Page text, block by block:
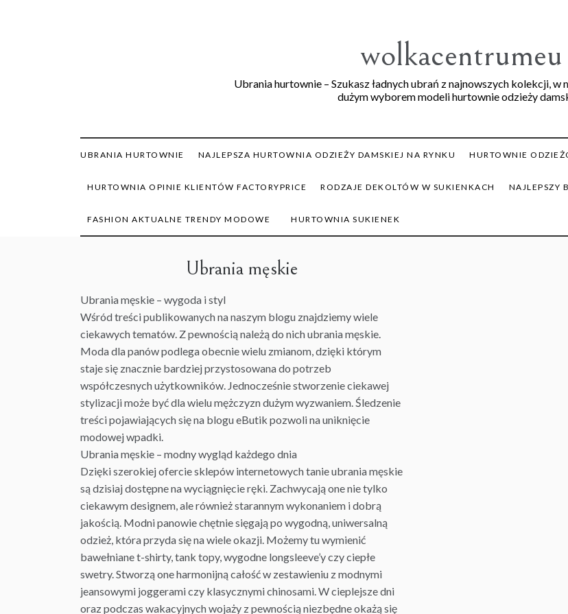
wolkacentrumeu
Ubrania hurtownie – Szukasz ładnych ubrań z najnowszych kolekcji, w
dużym wyborem modeli hurtownie odzieży
UBRANIA HURTOWNIE NAJLEPSZA HURTOWNIA ODZIEŻY DAMSKIEJ NA RYNKU HURTOWNIE
HURTOWNIA OPINIE KLIENTÓW FACTORYPRICE RODZAJE DEKOLTÓW W SUKIENKACH NAJLEPSZY
FASHION AKTUALNE TRENDY MODOWE HURTOWNIA SUKIENEK
Ubrania męskie
Ubraniamęskie – wygoda i styl
Wśród treści publikowanych na naszym blogu znajdziemy wiele
ciekawych tematów. Z pewnością należą do nich ubrania męskie.
Modadla panów podlega obecnie wielu zmianom, dzięki którym
staje się znacznie bardziej przystosowana do potrzeb
współczesnych użytkowników. Jednocześnie stworzenie ciekawej
stylizacji może być dla wielu mężczyzn dużym wyzwaniem. Śledzenie
treści pojawiających się na blogu eButik pozwoli na uniknięcie
modowej wpadki.
Ubrania męskie – modny wygląd każdego dnia
Dzięki szerokiej ofercie sklepów internetowychtanie ubraniamęskie
są dzisiaj dostępne na wyciągnięcie ręki. Zachwycają one nie tylko
ciekawym designem, ale również starannym wykonaniem i dobrą
jakością. Modni panowie chętnie sięgają po wygodną, uniwersalną
odzież, która przyda się na wiele okazji. Możemy tu wymienić
bawełniane t-shirty, tank topy, wygodne longsleeve’y czy ciepłe
swetry. Stworzą one harmonijną całość w zestawieniu z modnymi
jeansowymi joggerami czy klasycznymi chinosami. W cieplejsze dni
oraz podczas wakacyjnych wojaży z pewnością niezbędne okażą się